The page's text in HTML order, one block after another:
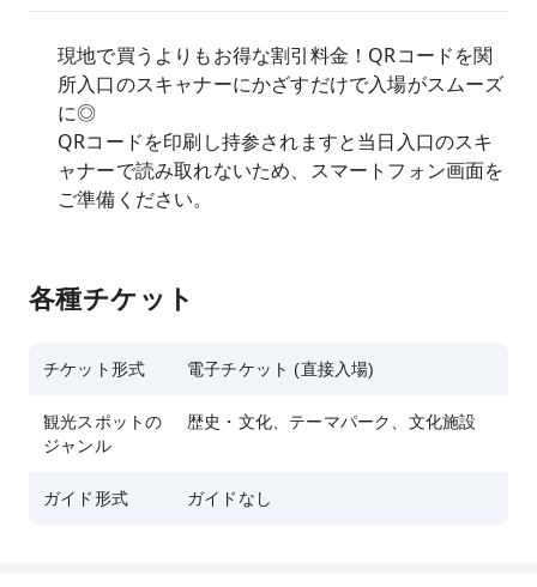
現地で買うよりもお得な割引料金！QRコードを関
所入口のスキャナーにかざすだけで入場がスムーズ
に◎
QRコードを印刷し持参されますと当日入口のスキ
ャナーで読み取れないため、スマートフォン画面を
ご準備ください。
各種チケット
チケット形式 電子チケット (直接入場)
観光スポットの
ジャンル
歴史・文化、テーマパーク、文化施設
ガイド形式 ガイドなし